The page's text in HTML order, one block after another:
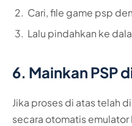
Cari, file game psp
Lalu pindahkan ke
6. Mainkan PSP
Jika proses di atas telah
secara otomatis emulator